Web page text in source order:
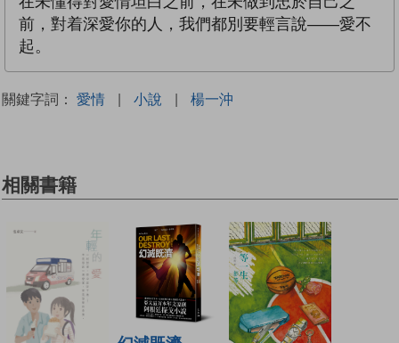
前，對着深愛你的人，我們都別要輕言說——愛不
起。
關鍵字詞： 愛情 | 小說 | 楊一沖
相關書籍